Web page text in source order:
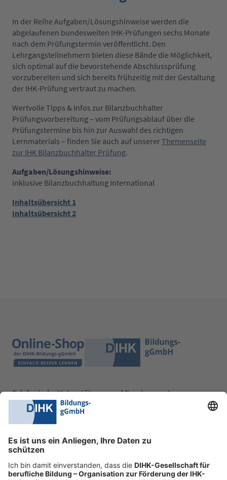
In der Reihe Aufgaben/Lösungshinweise werden die
abgelaufenen bundesweiten IHK-Prüfungen sechs Monate
nach dem Prüfungstermin veröffentlicht. Den
Lehrgangsteilnehmern bieten diese Bände die Möglichkeit,
sich optimal auf die bevorstehende Abschlussprüfung
vorzubereiten und sich bereits frühzeitig mit der Gestaltung
der IHK-Prüfung vertraut zu machen.
Wertvolle Tipps & Infos zur Bilanzbuchhalter
Prüfungsvorbereitung – vom Prüfungsablauf über die
Prüfungstermine bis hin zur Auswahl des richtigen
Lernmaterials – finden Sie auch auf unsererThemenseite
zur IHK Bilanzbuchhalter Prüfung.
Aufgaben/Lösungshinweise:
inklusive Bilanzbuchhaltung International
Inhaltsübersicht 1
Inhaltsübersicht 2
Telefonische Unterstützung und Beratung unter:
0228 6205 205
Fr.:
09:00-14:00 Uhr
shop@dihk-bildung.shop